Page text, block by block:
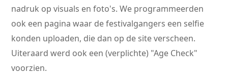
nadruk op visuals en foto's. We programmeerden
ook een pagina waar de festivalgangers een selfie
konden uploaden, die dan op de site verscheen.
Uiteraard werd ook een (verplichte) "Age Check"
voorzien.